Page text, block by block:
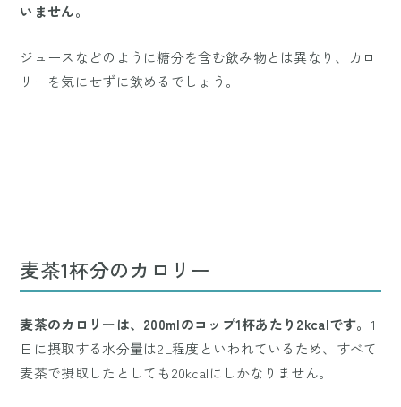
いません。
ジュースなどのように糖分を含む飲み物とは異なり、カロ
リーを気にせずに飲めるでしょう。
麦茶1杯分のカロリー
麦茶のカロリーは、200mlのコップ1杯あたり2kcalです。 1
日に摂取する水分量は2L程度といわれているため、すべて
麦茶で摂取したとしても20kcalにしかなりません。